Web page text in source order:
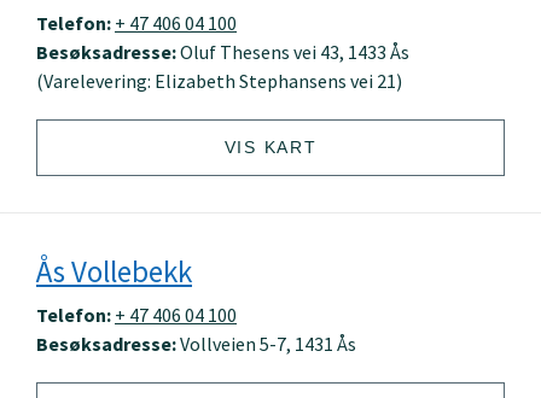
Telefon: + 47 406 04 100
Besøksadresse:Oluf Thesens vei 43, 1433 Ås
(Varelevering: Elizabeth Stephansens vei 21)
VIS KART
Ås Vollebekk
Telefon: + 47 406 04 100
Besøksadresse:Vollveien 5-7, 1431 Ås